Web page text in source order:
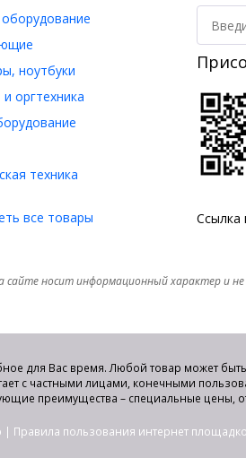
ноутбуки
оргтехника
техника
все товары Ссылка
сайте носит информационный характер и
для Вас время. Любой товар может
с частными лицами, конечными
преимущества – специальные цены,
| Правила пользования интернет